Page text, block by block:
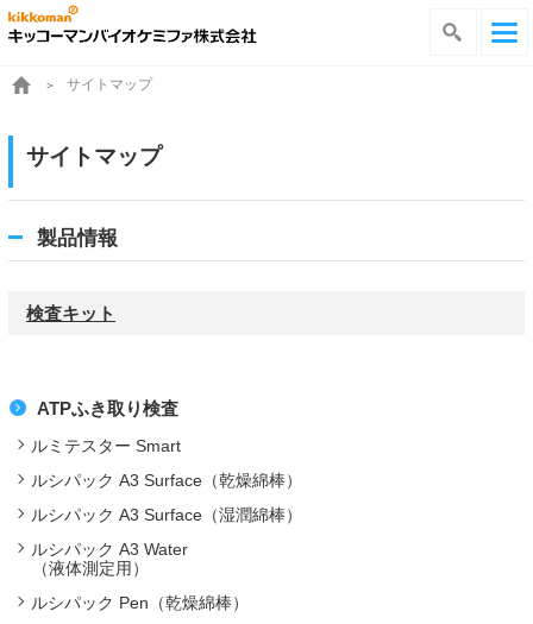
サイトマップ
サイトマップ
製品情報
検査キット
ATPふき取り検査
ルミテスター Smart
ルシパック A3 Surface（乾燥綿棒）
ルシパック A3 Surface（湿潤綿棒）
ルシパック A3 Water
（液体測定用）
ルシパック Pen（乾燥綿棒）